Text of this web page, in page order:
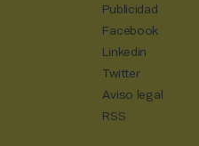
Publicidad
Facebook
Linkedin
Twitter
Aviso legal
RSS